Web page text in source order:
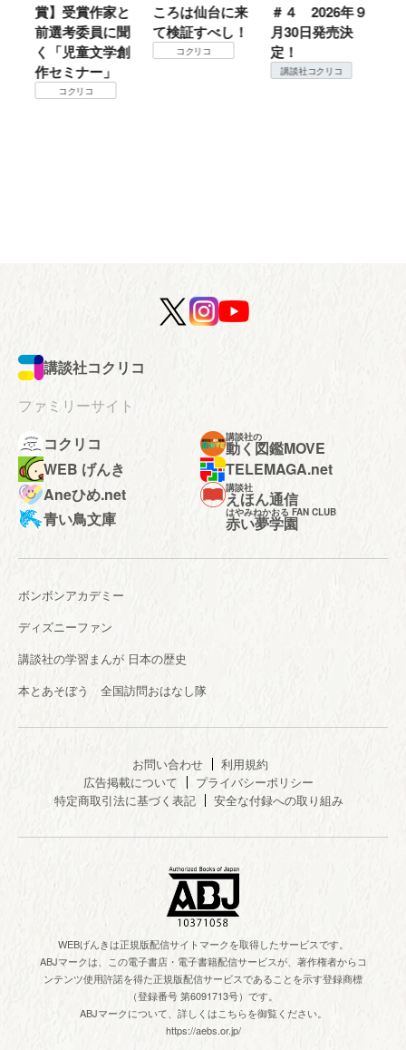
賞】受賞作家と
前選考委員に聞
く「児童文学創
作セミナー」
コクリコ
ころは仙台に来
て検証すべし！
コクリコ
＃４ 2026年９
月30日発売決
定！
講談社コクリコ
講談社コクリコ
ファミリーサイト
コクリコ
講談社の
動く図鑑MOVE
WEB げんき
TELEMAGA.net
Aneひめ.net
講談社
えほん通信
青い鳥文庫
はやみねかおる FAN CLUB
赤い夢学園
ボンボンアカデミー
ディズニーファン
講談社の学習まんが 日本の歴史
本とあそぼう 全国訪問おはなし隊
お問い合わせ
利用規約
広告掲載について
プライバシーポリシー
特定商取引法に基づく表記
安全な付録への取り組み
WEBげんきは正規版配信サイトマークを取得したサービスです。
ABJマークは、この電子書店・電子書籍配信サービスが、著作権者からコ
ンテンツ使用許諾を得た正規版配信サービスであることを示す登録商標
（登録番号 第6091713号）です。
ABJマークについて、詳しくはこちらを御覧ください。
https://aebs.or.jp/